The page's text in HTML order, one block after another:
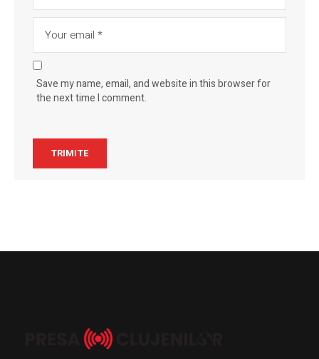
Save my name, email, and website in this browser for
the next time I comment.